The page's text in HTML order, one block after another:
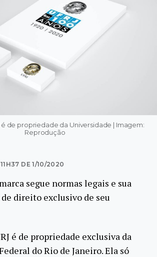
é de propriedade da Universidade | Imagem:
Reprodução
DE 1/10/2020
segue normas legais e sua
direito exclusivo de seu
é de propriedade exclusiva da
do Rio de Janeiro. Ela só